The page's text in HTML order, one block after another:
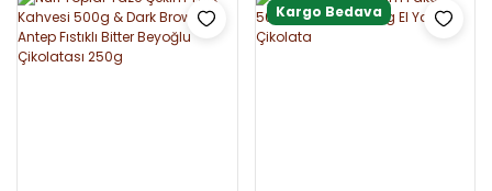
Kargo Bedava